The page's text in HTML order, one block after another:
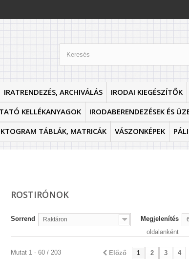
IRATRENDEZÉS, ARCHIVÁLÁS IRODAI KIEGÉSZÍTŐK
KELLÉKANYAGOK IRODABERENDEZÉSEK ÉS
TÁBLÁK, MATRICÁK VÁSZONKÉPEK
ROSTIRÓNOK
Sorrend Raktáron Megjelenítés
oldalanként
Előző 1 2 3 4
Mutat 1 - 60 / 203